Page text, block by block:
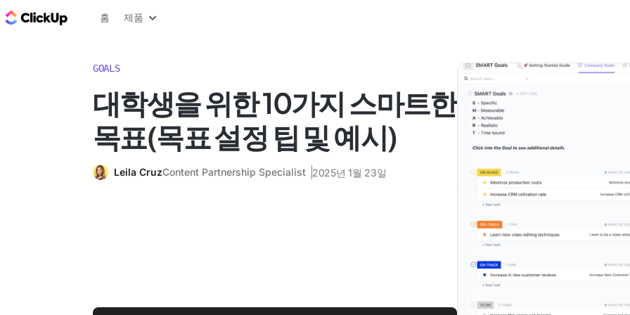
ClickUp 블로그
홈 제품
GOALS
대학생을 위한 10가지 스마트한
목표(목표 설정 팁 및 예시)
Leila CruzContent Partnership Specialist 2025년 1월 23일